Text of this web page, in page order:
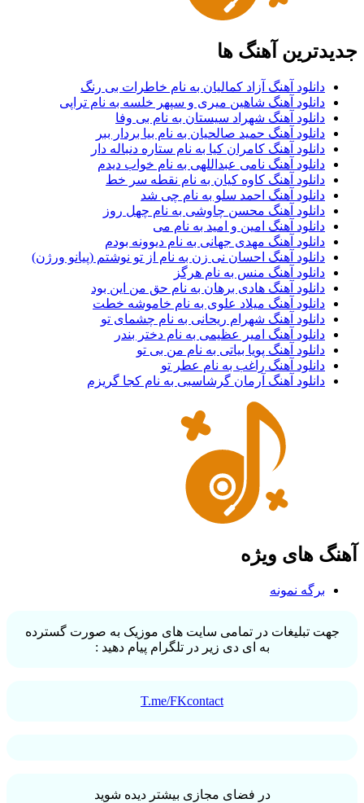
جدیدترین آهنگ ها
دانلود آهنگ آزاد کمالیان به نام خاطرات بی رنگ
دانلود آهنگ شاهین میری و سپهر خلسه به نام تراپی
دانلود آهنگ شهراد سیستان به نام بی وفا
دانلود آهنگ حمید صالحیان به نام بیا بردار ببر
دانلود آهنگ کامران کیا به نام ستاره دنباله دار
دانلود آهنگ نامی عبداللهی به نام خواب دیدم
دانلود آهنگ کاوه کیان به نام نقطه سر خط
دانلود آهنگ احمد سلو به نام چی شد
دانلود آهنگ محسن چاوشی به نام چهل روز
دانلود آهنگ امین و امید به نام می
دانلود آهنگ مهدی جهانی به نام دیوونه بودم
دانلود آهنگ احسان نی زن به نام از تو نوشتم (پیانو ورژن)
دانلود آهنگ منس به نام هرگز
دانلود آهنگ هادی برهان به نام حق من این بود
دانلود آهنگ میلاد علوی به نام خاموشه خطت
دانلود آهنگ شهرام ریحانی به نام چشمای تو
دانلود آهنگ امیر عظیمی به نام دختر بندر
دانلود آهنگ پویا بیاتی به نام من بی تو
دانلود آهنگ راغب به نام عطر تو
دانلود آهنگ آرمان گرشاسبی به نام کجا گریزم
آهنگ های ویژه
برگه نمونه
جهت تبلیغات در تمامی سایت های موزیک به صورت گسترده
به ای دی زیر در تلگرام پیام دهید :
T.me/FKcontact
در فضای مجازی بیشتر دیده شوید